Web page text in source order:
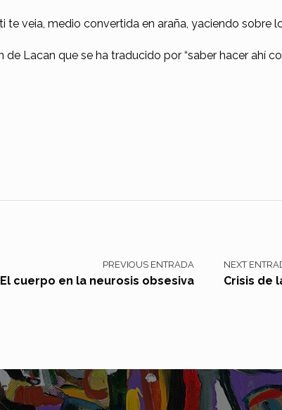
te veia, medio convertida en araña, yaciendo
de Lacan que se ha traducido por “saber hacer ahí
PREVIOUS ENTRADA
cuerpo en la neurosis obsesiva
NEXT
Crisis de